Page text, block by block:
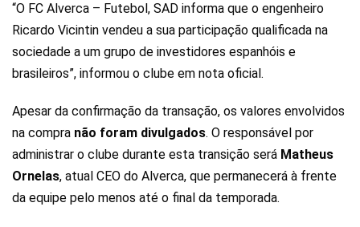
“O FC Alverca – Futebol, SAD informa que o engenheiro
Ricardo Vicintin vendeu a sua participação qualificada na
sociedade a um grupo de investidores espanhóis e
brasileiros”, informou o clube em nota oficial.
Apesar da confirmação da transação, os valores envolvidos
na compra não foram divulgados. O responsável por
administrar o clube durante esta transição será Matheus
Ornelas, atual CEO do Alverca, que permanecerá à frente
da equipe pelo menos até o final da temporada.